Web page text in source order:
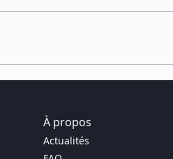
À propos
Actualités